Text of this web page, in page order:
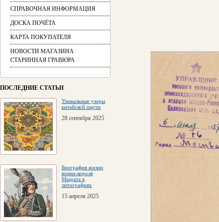
СПРАВОЧНАЯ ИНФОРМАЦИЯ
ДОСКА ПОЧЁТА
КАРТА ПОКУПАТЕЛЯ
НОВОСТИ МАГАЗИНА
СТАРИННАЯ ГРАВЮРА
ПОСЛЕДНИЕ СТАТЬИ
Уникальные узоры
китайской парчи
28 сентября 2025
Биография жизни
воина-короля
Мюрата в
литографиях
15 апреля 2025